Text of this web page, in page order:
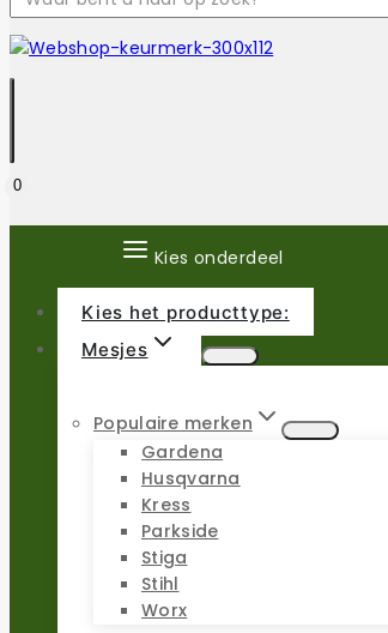
0
Kies onderdeel
Kies het producttype:
Mesjes
Populaire merken
Gardena
Husqvarna
Kress
Parkside
Stiga
Stihl
Worx